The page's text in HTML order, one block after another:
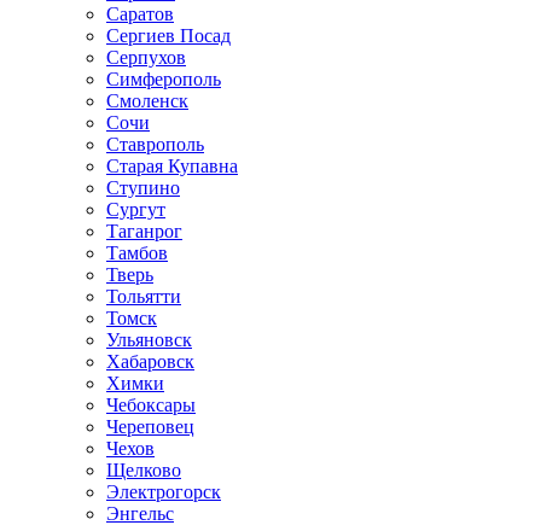
Саратов
Сергиев Посад
Серпухов
Симферополь
Смоленск
Сочи
Ставрополь
Старая Купавна
Ступино
Сургут
Таганрог
Тамбов
Тверь
Тольятти
Томск
Ульяновск
Хабаровск
Химки
Чебоксары
Череповец
Чехов
Щелково
Электрогорск
Энгельс